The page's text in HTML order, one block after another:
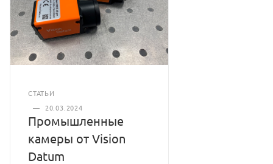
СТАТЬИ
—
20.03.2024
Промышленные
камеры от Vision
Datum